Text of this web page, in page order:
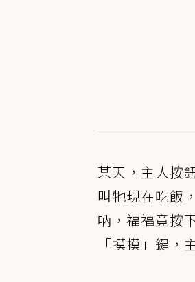
某天，主人按
叫牠現在吃飯
吶，福福竟按
「摸摸」鍵